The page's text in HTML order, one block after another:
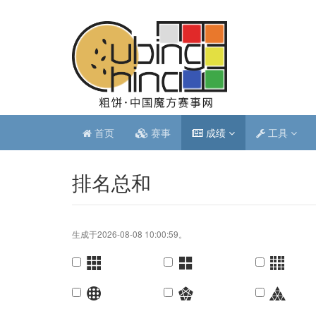
首页 赛事 成绩 工具
排名总和
生成于2026-08-08 10:00:59。